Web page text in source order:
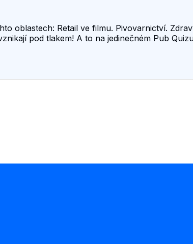
oblastech: Retail ve filmu. Pivovarnictví.
pod tlakem! A to na jedinečném Pub